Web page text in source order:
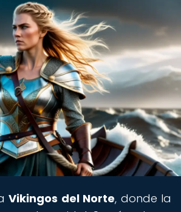
Vikingos del Norte, donde la